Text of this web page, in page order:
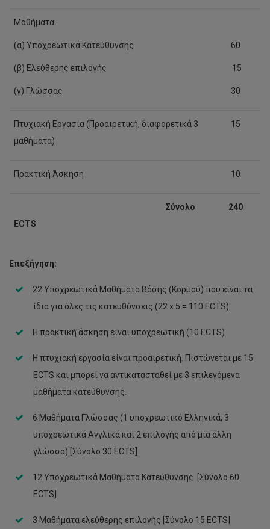
Μαθήματα:
(α) Υποχρεωτικά Κατεύθυνσης
(β) Ελεύθερης επιλογής
(γ) Γλώσσας
60
15
30
Πτυχιακή Εργασία (Προαιρετική, διαφορετικά 3
μαθήματα)
15
Πρακτική Άσκηση 10
Σύνολο
ECTS
240
Επεξήγηση:
22 Υποχρεωτικά Μαθήματα Βάσης (Κορμού) που είναι τα
ίδια για όλες τις κατευθύνσεις (22 x 5 = 110 ECTS)
Η πρακτική άσκηση είναι υποχρεωτική (10 ECTS)
Η πτυχιακή εργασία είναι προαιρετική. Πιστώνεται με 15
ECTS και μπορεί να αντικατασταθεί με 3 επιλεγόμενα
μαθήματα κατεύθυνσης.
6 Μαθήματα Γλώσσας (1 υποχρεωτικό Ελληνικά, 3
υποχρεωτικά Αγγλικά και 2 επιλογής από μία άλλη
γλώσσα) [Σύνολο 30 ECTS]
12 Υποχρεωτικά Μαθήματα Κατεύθυνσης [Σύνολο 60
ECTS]
3 Μαθήματα ελεύθερης επιλογής [Σύνολο 15 ECTS]